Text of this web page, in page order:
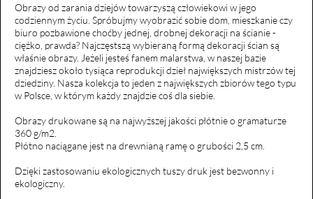
Obrazy od zarania dziejów towarzyszą człowiekowi w jego
codziennym życiu. Spróbujmy wyobrazić sobie dom, mieszkanie czy
biuro pozbawione choćby jednej, drobnej dekoracji na ścianie -
ciężko, prawda? Najczęstszą wybieraną formą dekoracji ścian są
właśnie obrazy. Jeżeli jesteś fanem malarstwa, w naszej bazie
znajdziesz około tysiąca reprodukcji dzieł największych mistrzów tej
dziedziny. Nasza kolekcja to jeden z największych zbiorów tego typu
w Polsce, w którym każdy znajdzie coś dla siebie.
Obrazy drukowane są na najwyższej jakości płótnie o gramaturze
360 g/m2.
Płótno naciągane jest na drewnianą ramę o grubości 2,5 cm.
Dzięki zastosowaniu ekologicznych tuszy druk jest bezwonny i
ekologiczny.